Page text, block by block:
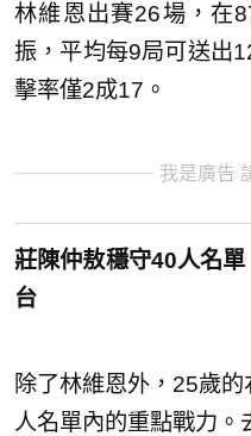
林維恩出賽26場，在
振，平均每9局可送出
擊率僅2成17。
我是廣告
莊陳仲敖穩守40人名
台
除了林維恩外，25歲
人名單內的重點戰力